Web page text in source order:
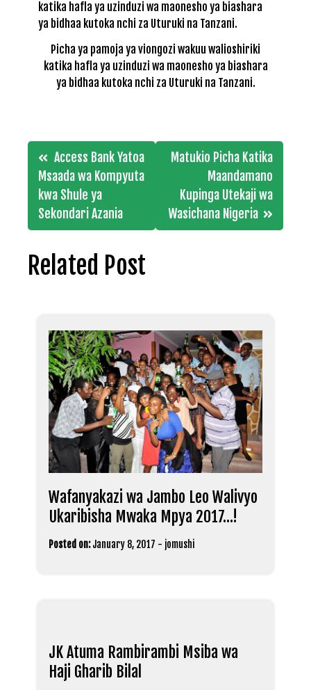
Picha ya pamoja ya viongozi wakuu walioshiriki
katika hafla ya uzinduzi wa maonesho ya biashara
ya bidhaa kutoka nchi za Uturuki na Tanzani.
Post
navigation
Access Bank Yatoa
Msaada wa Kompyuta
kwa Shule ya
Sekondari Azania
Matukio Picha Katika
Maandamano
Kupinga Utekaji wa
Wasichana Nigeria
Related Post
Wafanyakazi wa Jambo Leo Walivyo
Ukaribisha Mwaka Mpya 2017…!
Posted on: January 8, 2017 - jomushi
JK Atuma Rambirambi Msiba wa
Haji Gharib Bilal